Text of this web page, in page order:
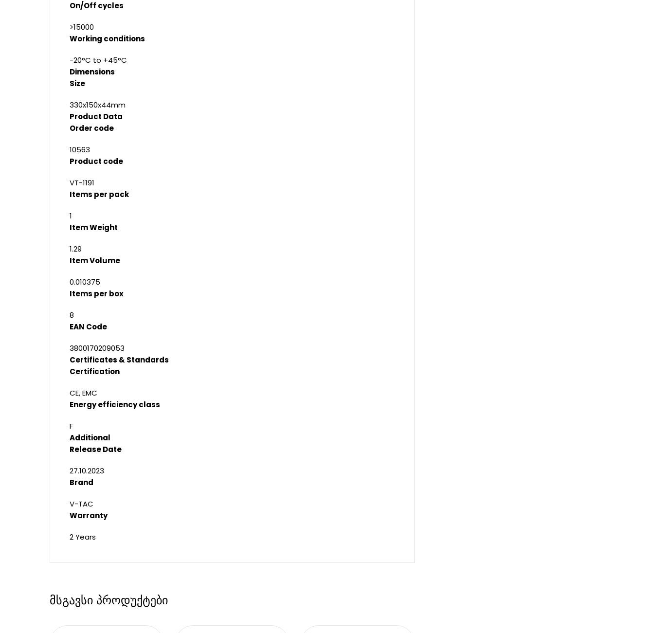
On/Off cycles
>15000
Working conditions
-20°C to +45°C
Dimensions
Size
330x150x44mm
Product Data
Order code
10563
Product code
VT-1191
Items per pack
1
Item Weight
1.29
Item Volume
0.010375
Items per box
8
EAN Code
3800170209053
Certificates & Standards
Certification
CE, EMC
Energy efficiency class
F
Additional
Release Date
27.10.2023
Brand
V-TAC
Warranty
2 Years
მსგავსი პროდუქტები